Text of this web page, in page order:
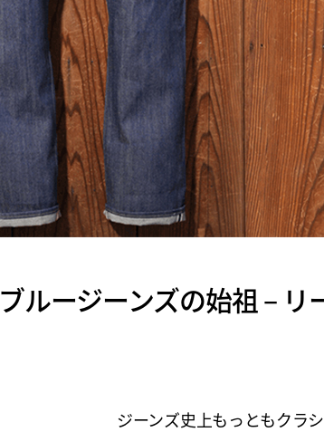
ブルージーンズの始祖 –
ジーンズ史上もっともクラ